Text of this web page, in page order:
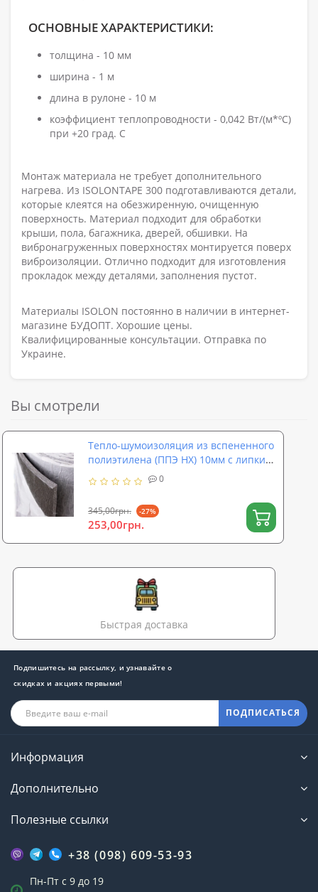
ОСНОВНЫЕ ХАРАКТЕРИСТИКИ:
толщина - 10 мм
ширина - 1 м
длина в рулоне - 10 м
коэффициент теплопроводности - 0,042 Вт/(м*ºС)
при +20 град. С
Монтаж материала не требует дополнительного
нагрева. Из ISOLONTAPE 300 подготавливаются детали,
которые клеятся на обезжиренную, очищенную
поверхность. Материал подходит для обработки
крыши, пола, багажника, дверей, обшивки. На
вибронагруженных поверхностях монтируется поверх
виброизоляции. Отлично подходит для изготовления
прокладок между деталями, заполнения пустот.
Материалы ISOLON постоянно в наличии в интернет-
магазине БУДОПТ. Хорошие цены.
Квалифицированные консультации. Отправка по
Украине.
Вы смотрели
Тепло-шумоизоляция из вспененного
полиэтилена (ППЭ НХ) 10мм с липким
0
345,00грн. -27%
253,00грн.
Быстрая доставка
Подпишитесь на рассылку, и узнавайте о
скидках и акциях первыми!
ПОДПИСАТЬСЯ
Информация
Дополнительно
Полезные ссылки
+38 (098) 609-53-93
Пн-Пт с 9 до 19